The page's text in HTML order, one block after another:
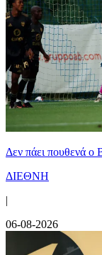
Δεν πάει πουθενά ο
ΔΙΕΘΝΗ
|
06-08-2026